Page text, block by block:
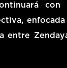
con
enfocada
entre